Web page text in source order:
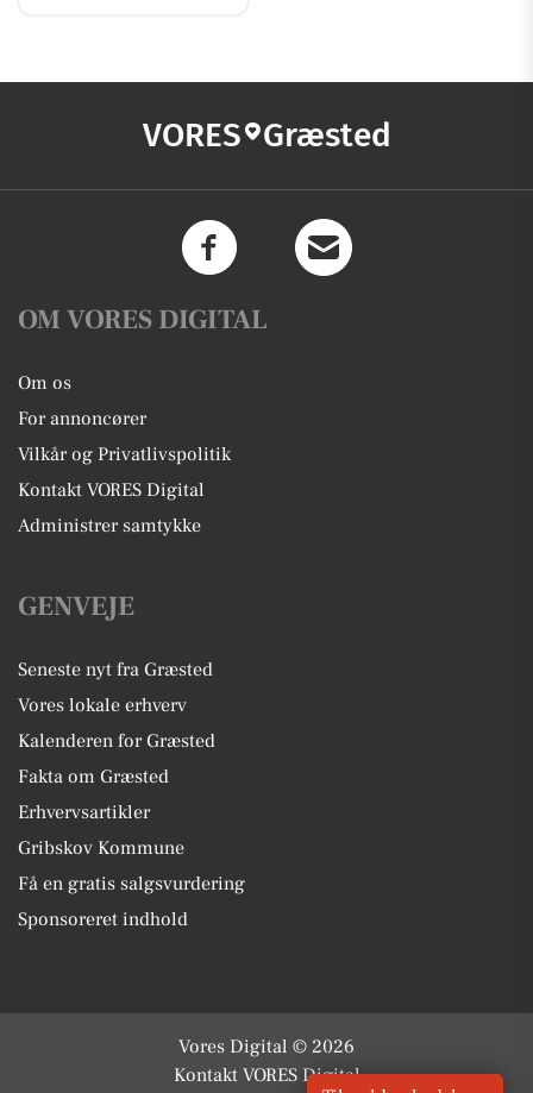
VORES Græsted
OM VORES DIGITAL
Om os
For annoncører
Vilkår og Privatlivspolitik
Kontakt VORES Digital
Administrer samtykke
GENVEJE
Seneste nyt fra Græsted
Vores lokale erhverv
Kalenderen for Græsted
Fakta om Græsted
Erhvervsartikler
Gribskov Kommune
Få en gratis salgsvurdering
Sponsoreret indhold
Vores Digital © 2026
Kontakt VORES Digital